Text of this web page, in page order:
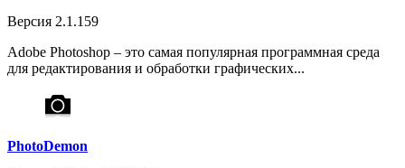
Версия 2.1.159
Adobe Photoshop – это самая популярная программная среда
для редактирования и обработки графических...
PhotoDemon